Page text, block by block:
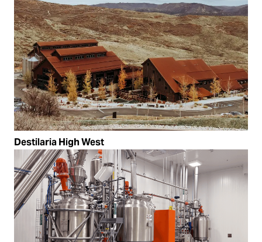
Destilaria High West